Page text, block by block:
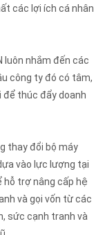
các lợi ích cá nhân
luôn nhắm đến các
công ty đó có tâm,
thúc đẩy doanh
thay đổi bộ máy
vào lực lượng tại
hỗ trợ nâng cấp hệ
và gọi vốn từ các
sức cạnh tranh và